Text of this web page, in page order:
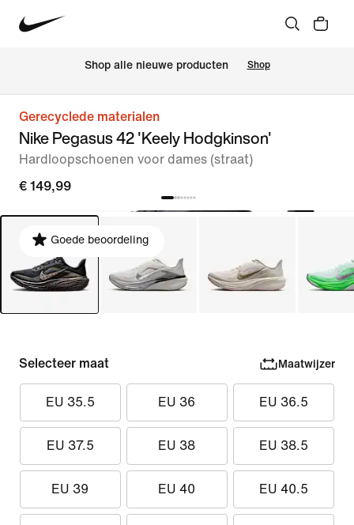
Shop alle nieuwe producten Shop
Gerecyclede materialen
Nike Pegasus 42 'Keely Hodgkinson'
Hardloopschoenen voor dames (straat)
€ 149,99
Goede beoordeling
Selecteer maat Maatwijzer
EU 35.5 EU 36 EU 36.5
EU 37.5 EU 38 EU 38.5
EU 39 EU 40 EU 40.5